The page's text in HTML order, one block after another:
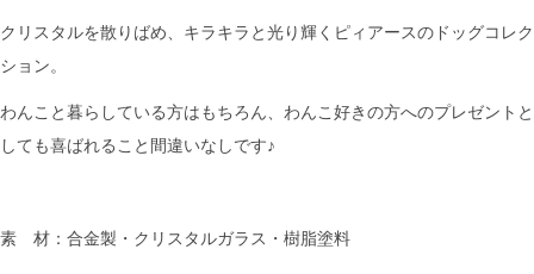
クリスタルを散りばめ、キラキラと光り輝くピィアースのドッグコレク
ション。
わんこと暮らしている方はもちろん、わんこ好きの方へのプレゼントと
しても喜ばれること間違いなしです♪
素 材：合金製・クリスタルガラス・樹脂塗料